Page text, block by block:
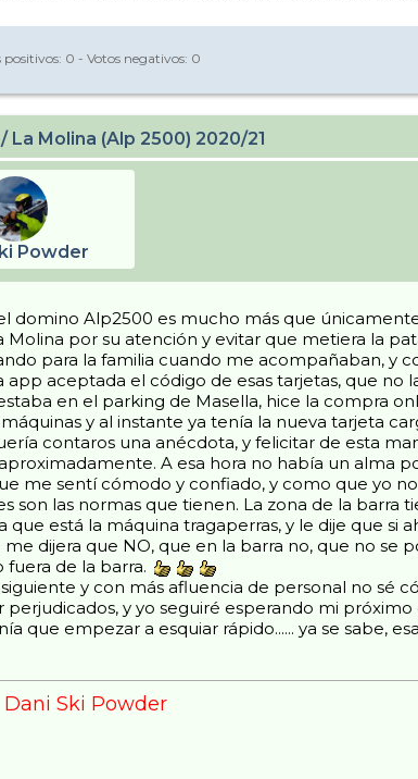
positivos: 0 - Votos negativos: 0
La Molina (Alp 2500) 2020/21
Powder
domino Alp2500 es mucho más que
Molina por su atención y evitar que metiera la
para la familia cuando me acompañaban,
app aceptada el código de esas tarjetas, que no
en el parking de Masella, hice la compra
y al instante ya tenía la nueva tarjeta
contaros una anécdota, y felicitar de esta
A esa hora no había un alma
me sentí cómodo y confiado, y como que yo
son las normas que tienen. La zona de la
que está la máquina tragaperras, y le dije que
dijera que NO, que en la barra no, que no se
fuera de la barra.
y con más afluencia de personal no sé
perjudicados, y yo seguiré esperando mi
que empezar a esquiar rápido...... ya se sabe,
Dani Ski Powder